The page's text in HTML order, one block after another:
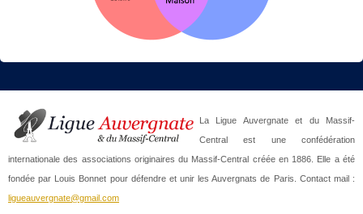
La Ligue Auvergnate et du Massif-
Central est une confédération
internationale des associations originaires du Massif-Central créée en 1886. Elle a été
fondée par Louis Bonnet pour défendre et unir les Auvergnats de Paris. Contact mail :
ligueauvergnate@gmail.com